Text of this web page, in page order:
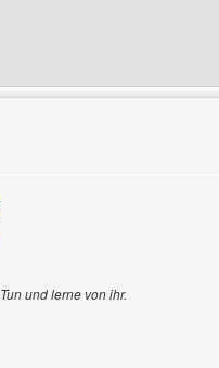
h
und lerne von ihr.